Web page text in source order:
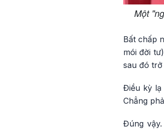
Một
Bất chấp
mói đời
sau đó trở
Điều kỳ lạ
Chẳng
Đúng